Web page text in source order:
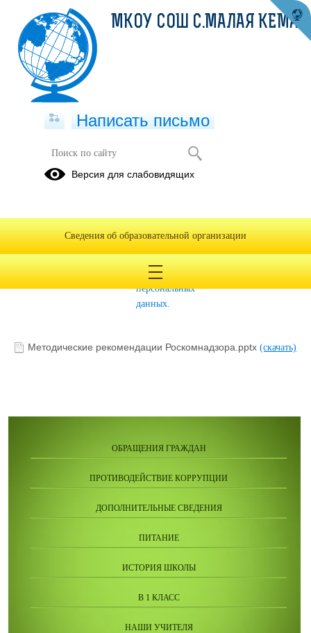
Безопасность
защитой
субъектов
персональных
данных.
Методические рекомендации Роскомнадзора.pptx (скачать)
ОБРАЩЕНИЯ ГРАЖДАН
ПРОТИВОДЕЙСТВИЕ КОРРУПЦИИ
ДОПОЛНИТЕЛЬНЫЕ СВЕДЕНИЯ
ПИТАНИЕ
ИСТОРИЯ ШКОЛЫ
В 1 КЛАСС
НАШИ УЧИТЕЛЯ
МКОУ СОШ С.МАЛАЯ КЕМА
Написать письмо
Версия для слабовидящих
Сведения об образовательной организации